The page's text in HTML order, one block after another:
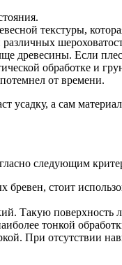
текстуры,
древесины. Если
обработке и
от времени.
усадку, а сам
следующим
бревен, стоит
Такую
тонкой
При отсутствии